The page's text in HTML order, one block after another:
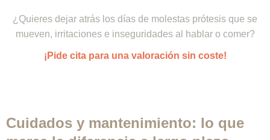
¿Quieres dejar atrás los días de molestas prótesis que se
mueven, irritaciones e inseguridades al hablar o comer?
¡Pide cita para una valoración sin coste!
Cuidados y mantenimiento: lo que